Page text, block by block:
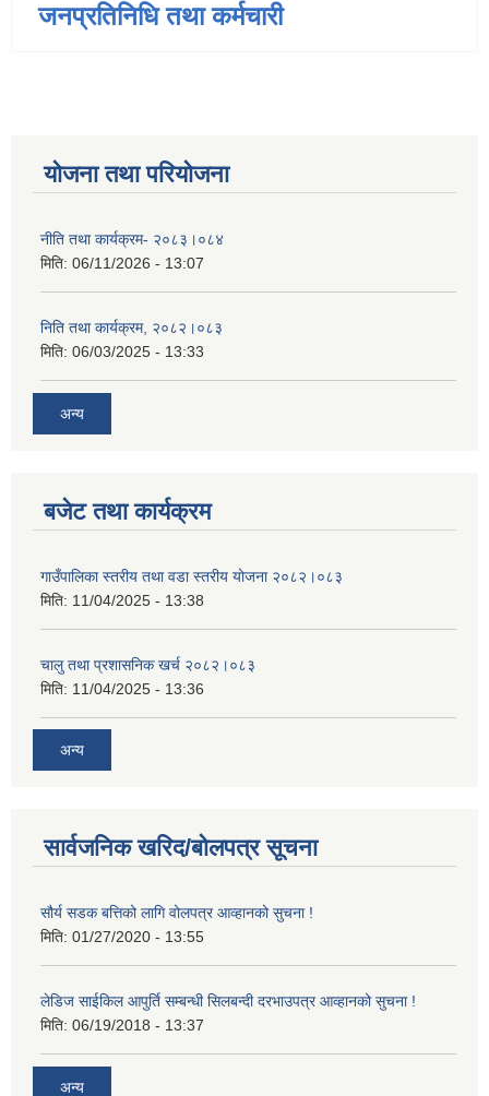
जनप्रतिनिधि तथा कर्मचारी
योजना तथा परियोजना
नीति तथा कार्यक्रम- २०८३।०८४
मिति: 06/11/2026 - 13:07
निति तथा कार्यक्रम, २०८२।०८३
मिति: 06/03/2025 - 13:33
अन्य
बजेट तथा कार्यक्रम
गाउँपालिका स्तरीय तथा वडा स्तरीय योजना २०८२।०८३
मिति: 11/04/2025 - 13:38
चालु तथा प्रशासनिक खर्च २०८२।०८३
मिति: 11/04/2025 - 13:36
अन्य
सार्वजनिक खरिद/बोलपत्र सूचना
सौर्य सडक बत्तिको लागि वोलपत्र आव्हानको सुचना !
मिति: 01/27/2020 - 13:55
लेडिज साईकिल आपुर्ति सम्बन्धी सिलबन्दी दरभाउपत्र आव्हानको सुचना !
मिति: 06/19/2018 - 13:37
अन्य